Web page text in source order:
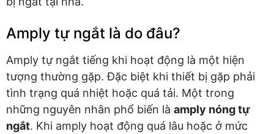
Amply tự ngắt là do đâu?
Amply tự ngắt tiếng khi hoạt động là một hiện
tượng thường gặp. Đặc biệt khi thiết bị gặp phải
tình trạng quá nhiệt hoặc quá tải. Một trong
những nguyên nhân phổ biến là amply nóng tự
ngắt. Khi amply hoạt động quá lâu hoặc ở mức